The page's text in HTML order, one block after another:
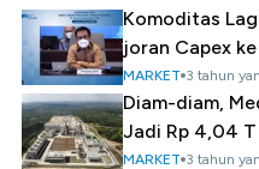
Komoditas
joran Capex
MARKET 3 tahun
Diam-diam,
Jadi Rp 4,04 T
MARKET 3 tahun